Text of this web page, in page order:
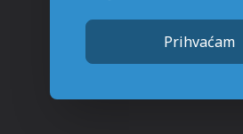
Stranice napravljene sa
Prihvaćam